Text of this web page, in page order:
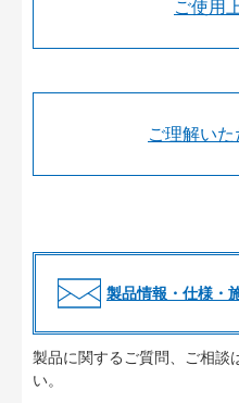
ご使用
ご理解い
製品情報・仕様・
製品に関するご質問、ご相談
い。